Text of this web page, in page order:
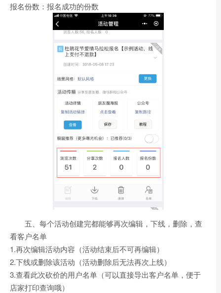
报名份数：报名成功的份数
五、每个活动创建完都能够再次编辑，下线，删除，查
看客户名单
1.再次编辑活动内容（活动结束后不可再编辑）
2.下线或删除该活动（活动删除后无法再次上线）
3.查看此次砍价的用户名单（可以直接导出客户名单，便于
店家打印查询哦）